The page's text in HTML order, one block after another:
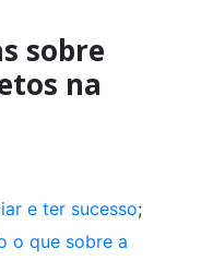
sobre
na
e ter sucesso;
o que sobre a